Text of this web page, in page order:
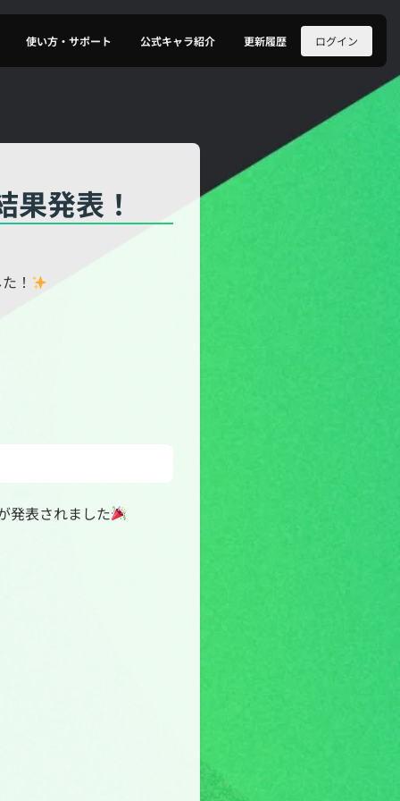
使い方・サポート 公式キャラ紹介 更新履歴 ログイン
発表！
！
発表されました